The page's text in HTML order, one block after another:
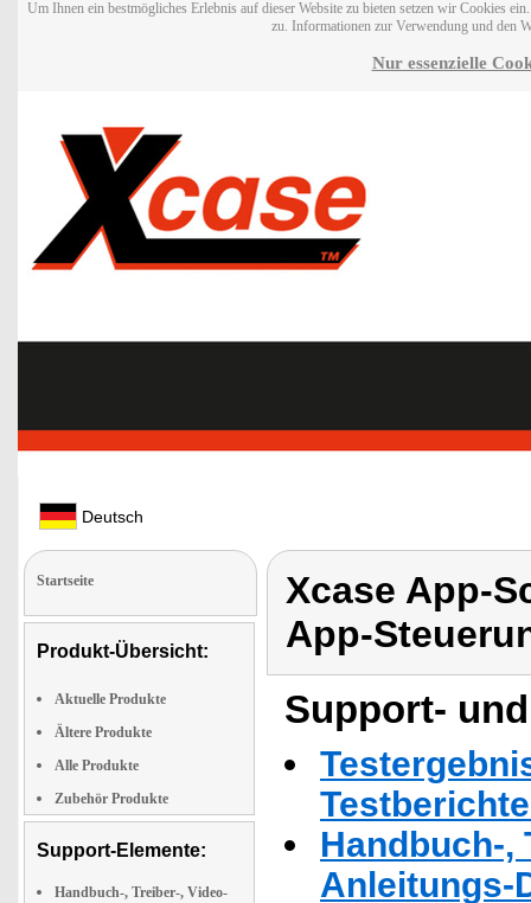
Um Ihnen ein bestmögliches Erlebnis auf dieser Website zu bieten setzen wir Cookies
zu. Informationen zur Verwendung und den
Nur essenzielle
Deutsch
Startseite
Produkt-Übersicht:
Aktuelle Produkte
Ältere Produkte
Alle Produkte
Zubehör Produkte
Support-Elemente:
Handbuch-, Treiber-, Video-
Xcase App-
App-
Support-
Handbuch-,
Anleitungs-